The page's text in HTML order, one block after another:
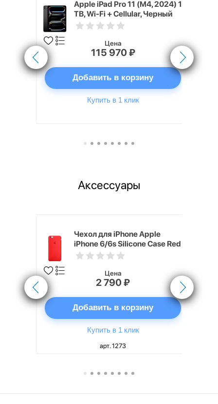
Apple iPad Pro 11 (M4, 2024) 1
TB, Wi-Fi + Cellular, Черный
космос (Space Black)
Цена
115 970 ₽
Добавить в корзину
Купить в 1 клик
Аксессуары
Чехол для iPhone Apple
iPhone 6/6s Silicone Case Red
Цена
2 790 ₽
Добавить в корзину
Купить в 1 клик
арт. 1273